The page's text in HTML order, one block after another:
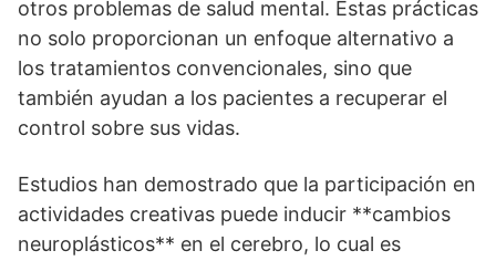
otros problemas de salud mental. Estas prácticas
no solo proporcionan un enfoque alternativo a
los tratamientos convencionales, sino que
también ayudan a los pacientes a recuperar el
control sobre sus vidas.
Estudios han demostrado que la participación en
actividades creativas puede inducir **cambios
neuroplásticos** en el cerebro, lo cual es